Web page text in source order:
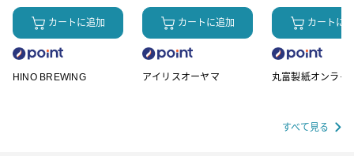
カートに追加
HINO BREWING
カートに追加
アイリスオーヤマ
カートに
丸富製紙オンライ
すべて見る